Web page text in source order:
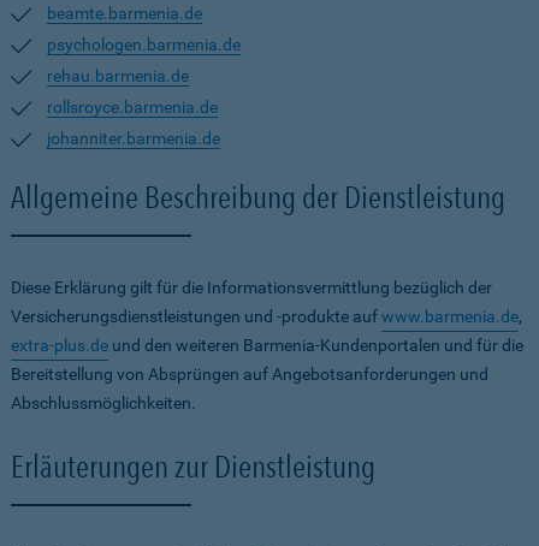
beamte.barmenia.de
psychologen.barmenia.de
rehau.barmenia.de
rollsroyce.barmenia.de
johanniter.barmenia.de
Allgemeine Beschreibung der Dienstleistung
Diese Erklärung gilt für die Informationsvermittlung bezüglich der
Versicherungsdienstleistungen und -produkte aufwww.barmenia.de,
extra-plus.de und den weiteren Barmenia-Kundenportalen und für die
Bereitstellung von Absprüngen auf Angebotsanforderungen und
Abschlussmöglichkeiten.
Erläuterungen zur Dienstleistung